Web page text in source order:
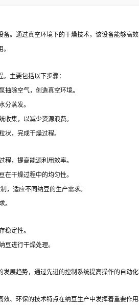
。通过真空环境下的干燥技术，该设备能够
主要包括以下步骤：
除空气，创造真空环境。
分蒸发。
集，以减少资源浪费。
，完成干燥过程。
，提高能源利用效率。
干燥过程中的均匀性。
，适应不同纳豆的生产需求。
。
稳定性。
进行干燥处理。
展趋势，通过先进的控制系统提高操作的自动
、环保的技术特点在纳豆生产中发挥着重要作